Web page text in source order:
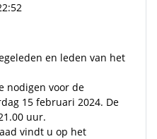
en leden van het
nodigen voor de
15 februari 2024. De
uur.
vindt u op het